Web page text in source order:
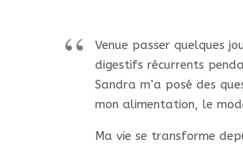
Venue passer quelques
digestifs récurrents
Sandra m’a posé des
mon alimentation, le
Ma vie se transforme